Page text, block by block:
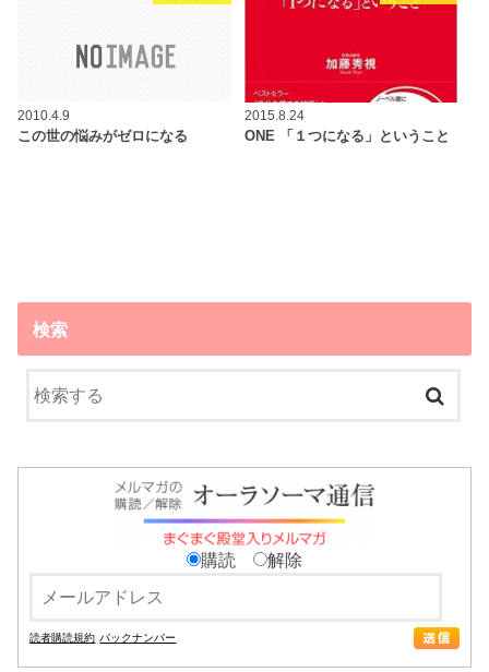
2010.4.9
この世の悩みがゼロになる
2015.8.24
ONE 「１つになる」ということ
検索
購読 解除
読者購読規約 バックナンバー